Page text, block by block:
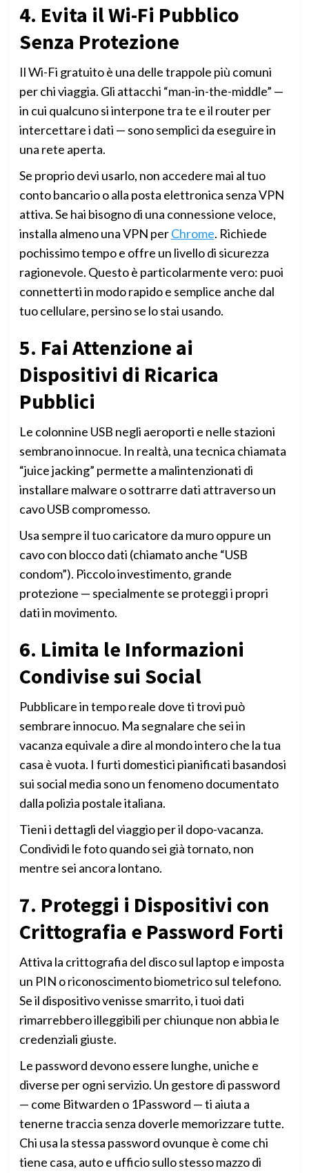
4. Evita il Wi-Fi Pubblico
Senza Protezione
Il Wi-Fi gratuito è una delle trappole più comuni
per chi viaggia. Gli attacchi “man-in-the-middle” —
in cui qualcuno si interpone tra te e il router per
intercettare i dati — sono semplici da eseguire in
una rete aperta.
Se proprio devi usarlo, non accedere mai al tuo
conto bancario o alla posta elettronica senza VPN
attiva. Se hai bisogno di una connessione veloce,
installa almeno una VPN perChrome. Richiede
pochissimo tempo e offre un livello di sicurezza
ragionevole. Questo è particolarmente vero: puoi
connetterti in modo rapido e semplice anche dal
tuo cellulare, persino se lo stai usando.
5. Fai Attenzione ai
Dispositivi di Ricarica
Pubblici
Le colonnine USB negli aeroporti e nelle stazioni
sembrano innocue. In realtà, una tecnica chiamata
“juice jacking” permette a malintenzionati di
installare malware o sottrarre dati attraverso un
cavo USB compromesso.
Usa sempre il tuo caricatore da muro oppure un
cavo con blocco dati (chiamato anche “USB
condom”). Piccolo investimento, grande
protezione — specialmente se proteggi i propri
dati in movimento.
6. Limita le Informazioni
Condivise sui Social
Pubblicare in tempo reale dove ti trovi può
sembrare innocuo. Ma segnalare che sei in
vacanza equivale a dire al mondo intero che la tua
casa è vuota. I furti domestici pianificati basandosi
sui social media sono un fenomeno documentato
dalla polizia postale italiana.
Tieni i dettagli del viaggio per il dopo-vacanza.
Condividi le foto quando sei già tornato, non
mentre sei ancora lontano.
7. Proteggi i Dispositivi con
Crittografia e Password Forti
Attiva la crittografia del disco sul laptop e imposta
un PIN o riconoscimento biometrico sul telefono.
Se il dispositivo venisse smarrito, i tuoi dati
rimarrebbero illeggibili per chiunque non abbia le
credenziali giuste.
Le password devono essere lunghe, uniche e
diverse per ogni servizio. Un gestore di password
— come Bitwarden o 1Password — ti aiuta a
tenerne traccia senza doverle memorizzare tutte.
Chi usa la stessa password ovunque è come chi
tiene casa, auto e ufficio sullo stesso mazzo di